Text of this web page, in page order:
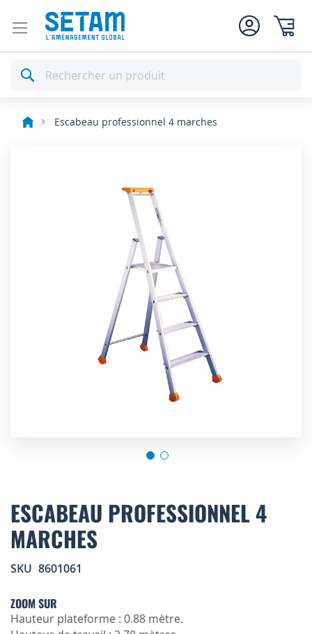
Rechercher
Escabeau professionnel 4 marches
to
the
beginning
of
images
ESCABEAU PROFESSIONNEL 4
MARCHES
SKU 8601061
ZOOM SUR
Hauteur plateforme : 0.88 mètre.